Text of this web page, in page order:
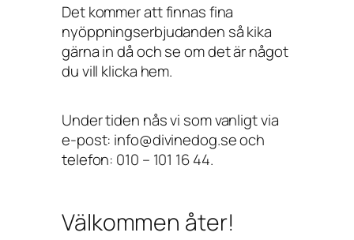
Det kommer att finnas fina
nyöppningserbjudanden så kika
gärna in då och se om det är något
du vill klicka hem.
Under tiden nås vi som vanligt via
e-post: info@divinedog.se och
telefon: 010 – 101 16 44.
Välkommen åter!